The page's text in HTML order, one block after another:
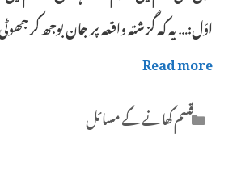
اوّل:… یہ کہ گزشتہ واقعہ پر جان بوجھ کر
Read more
Categories
قسم کھانے کے مسائل